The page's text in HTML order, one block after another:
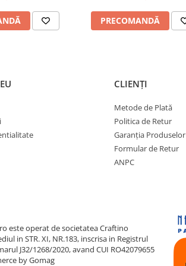
PRECOMANDĂ
CLIENȚI
Metode de Plată
Politica de Retur
Garanția Produselor
Formular de Retur
ANPC
este operat de societatea Craftino
in STR. XI, NR.183, inscrisa in Registrul
J32/1268/2020, avand CUI RO42079655
by Gomag